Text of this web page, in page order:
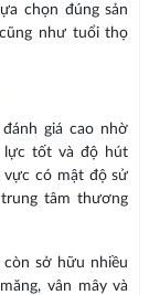
chọn đúng sản
như tuổi thọ
giá cao nhờ
lực tốt và độ hút
vực có mật độ sử
tâm thương
sở hữu nhiều
vân mây và